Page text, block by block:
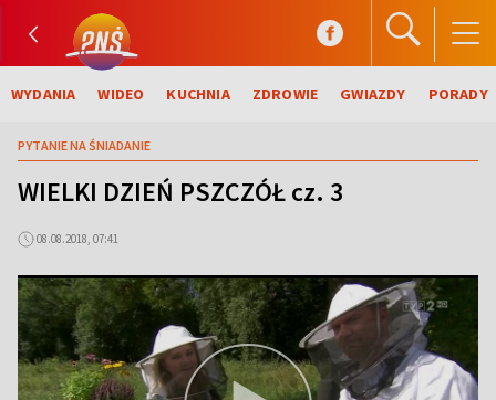
WYDANIA WIDEO KUCHNIA ZDROWIE GWIAZDY PORADY
PYTANIE NA ŚNIADANIE
WIELKI DZIEŃ PSZCZÓŁ cz. 3
08.08.2018, 07:41